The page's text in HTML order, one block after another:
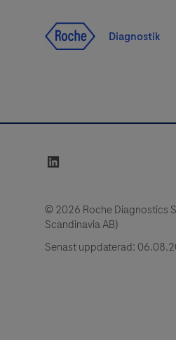
Diagnostik
© 2026 Roche Diagnostics
Scandinavia AB)
Senast uppdaterad: